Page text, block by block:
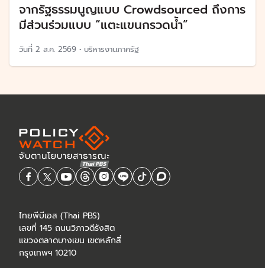
จากรัฐธรรมนูญแบบ Crowdsourced ถึงการ
มีส่วนร่วมแบบ “แตะแขนกรวดน้ำ”
วันที่ 2 ส.ค. 2569 • บริหารงานภาครัฐ
ไทยพีบีเอส (Thai PBS)
เลขที่ 145 ถนนวิภาวดีรังสิต
แขวงตลาดบางเขน เขตหลักสี่
กรุงเทพฯ 10210